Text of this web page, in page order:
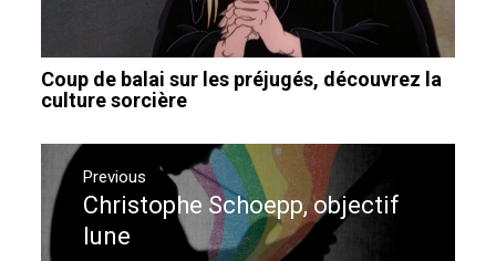
Coup de balai sur les préjugés, découvrez la
culture sorcière
Navigation
de
l’article
Previous
Previous
post:
Christophe Schoepp, objectif
lune